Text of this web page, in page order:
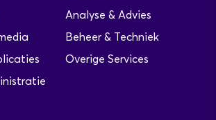
Analyse & Advies
Beheer & Techniek
Overige Services